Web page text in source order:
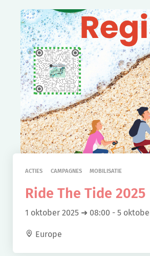
ACTIES CAMPAGNES MOBILISATIE
Ride The Tide 2025
1 oktober 2025 ➜ 08:00 -5
Europe